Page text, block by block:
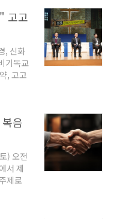
제목
편으
의 어
수)이
복할 것
락을
차이
고고
, 신화
기독교
, 고고
, 메
특
하고
수
들위
다. 청
8일
교연
(소장:
음
) 오전
서 제
제로
(한국
며,